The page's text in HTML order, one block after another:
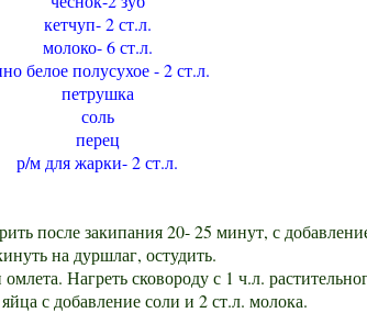
кетчуп- 2 ст.л.
молоко- 6 ст.л.
белое полусухое - 2 ст.л.
петрушка
соль
перец
р/м для жарки- 2 ст.л.
после закипания 20- 25 минут, с
на дуршлаг, остудить.
Нагреть сковороду с 1 ч.л.
с добавление соли и 2 ст.л. молока.